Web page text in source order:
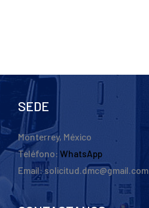
SEDE
Monterrey, México
Teléfono: WhatsApp
Email: solicitud.dmc@gmail.com